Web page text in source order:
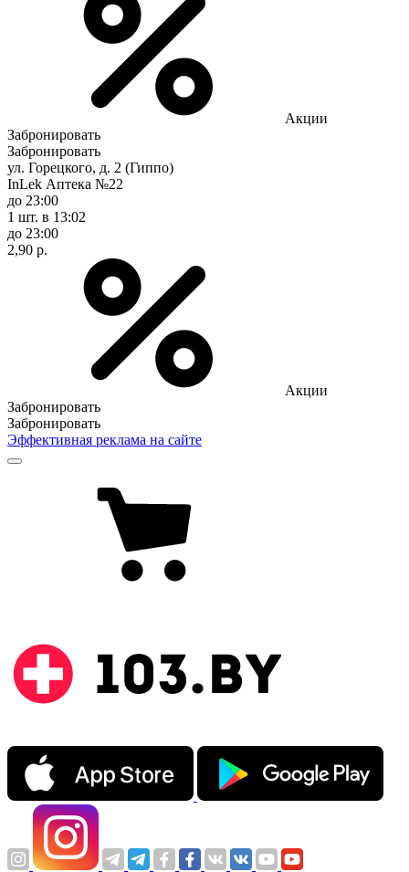
Акции
Забронировать
Забронировать
ул. Горецкого, д. 2 (Гиппо)
InLek Аптека №22
до 23:00
1 шт. в 13:02
до 23:00
2,90 р.
Акции
Забронировать
Забронировать
Эффективная реклама на сайте